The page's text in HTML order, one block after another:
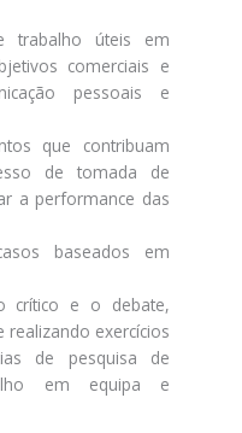
trabalho úteis em
comerciais e
pessoais e
que contribuam
de tomada de
a performance das
baseados em
crítico e o debate,
realizando exercícios
de pesquisa de
em equipa e